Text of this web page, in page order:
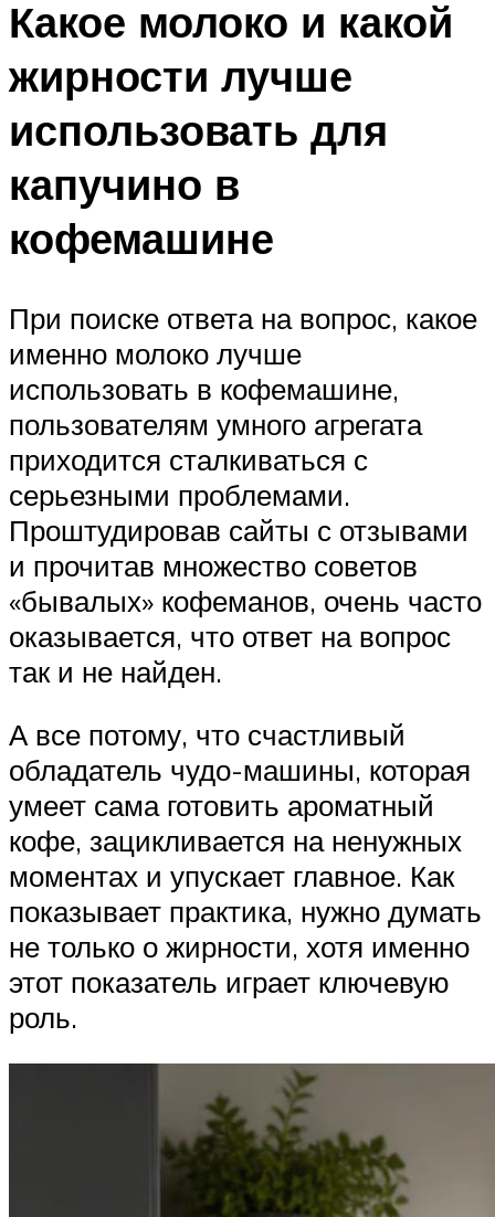
Какое молоко и какой
жирности лучше
использовать для
капучино в
кофемашине
При поиске ответа на вопрос, какое
именно молоко лучше
использовать в кофемашине,
пользователям умного агрегата
приходится сталкиваться с
серьезными проблемами.
Проштудировав сайты с отзывами
и прочитав множество советов
«бывалых» кофеманов, очень часто
оказывается, что ответ на вопрос
так и не найден.
А все потому, что счастливый
обладатель чудо-машины, которая
умеет сама готовить ароматный
кофе, зацикливается на ненужных
моментах и упускает главное. Как
показывает практика, нужно думать
не только о жирности, хотя именно
этот показатель играет ключевую
роль.